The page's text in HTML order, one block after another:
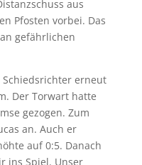
aus
Pfosten vorbei. Das
gefährlichen
erneut
Der Torwart hatte
gezogen. Zum
an. Auch er
auf 0:5. Danach
ins Spiel. Unser